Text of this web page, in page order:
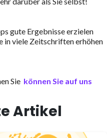
gute Ergebnisse erzielen
in viele Zeitschriften erhöhen
Sie können Sie auf uns
Artikel